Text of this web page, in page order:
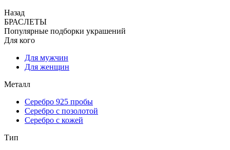
Назад
БРАСЛЕТЫ
Популярные подборки украшений
Для кого
Для мужчин
Для женщин
Металл
Серебро 925 пробы
Серебро с позолотой
Серебро с кожей
Тип